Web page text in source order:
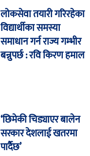
लोकसेवा तयारी गरिरहेका
विद्यार्थीका समस्या
समाधान गर्न राज्य गम्भीर
बन्नुपर्छ : रवि किरण हमाल
‘छिमेकी चिड्याएर बालेन
सरकार देशलाई खतरमा
पार्दैछ’